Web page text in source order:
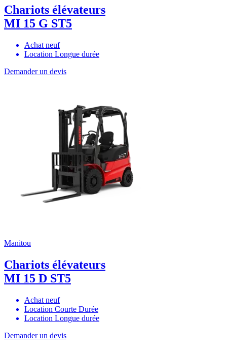
Chariots élévateurs
MI 15 G ST5
Achat neuf
Location Longue durée
Demander un devis
Manitou
Chariots élévateurs
MI 15 D ST5
Achat neuf
Location Courte Durée
Location Longue durée
Demander un devis